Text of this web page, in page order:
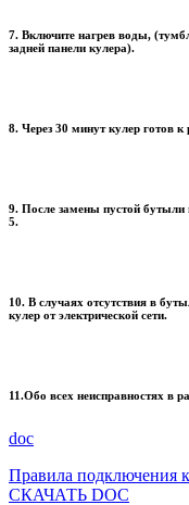
7. Включите нагрев воды,
задней панели кулера).
8. Через 30 минут кулер готов к
9. После замены пустой бутыли
5.
10. В случаях отсутствия в
кулер от электрической сети.
11.Обо всех неисправностях в
doc
Правила подключения
СКАЧАТЬ DOC